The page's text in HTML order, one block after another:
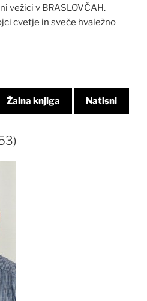
vežici v BRASLOVČAH.
cvetje in sveče hvaležno
Žalna knjiga Natisni